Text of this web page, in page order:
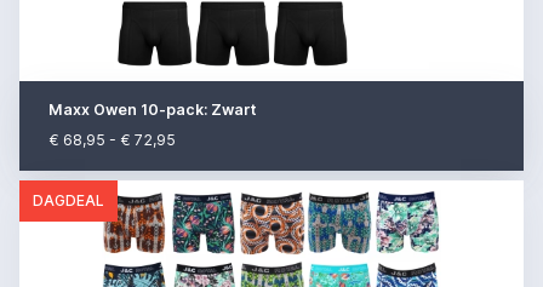
Maxx Owen 10-pack: Zwart
€ 68,95 - € 72,95
DAGDEAL